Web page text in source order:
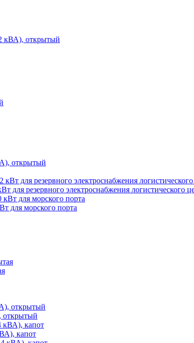
кВА), открытый
открытый
резервного электроснабжения логистического
для морского порта
открытый
капот